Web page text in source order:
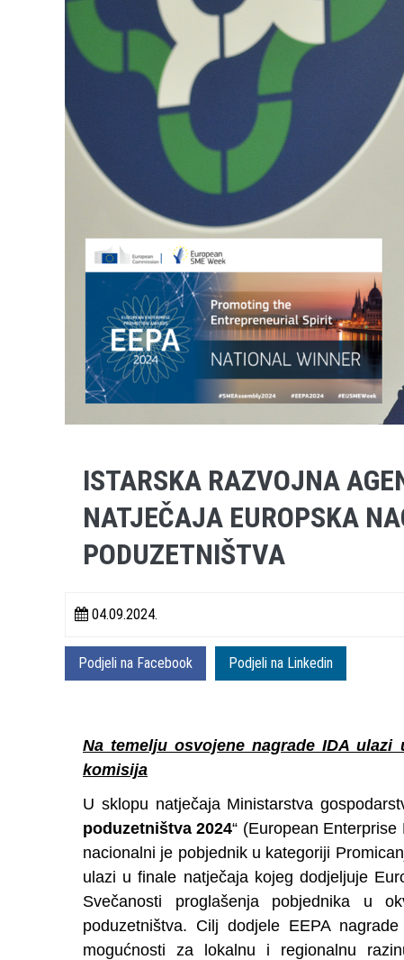
ISTARSKA RAZVOJNA
NATJEČAJA EUROPSKA
PODUZETNIŠTVA
04.09.2024.
Podjeli na Facebook Podjeli na Linkedin
Na temelju osvojene nagrade IDA
komisija
U sklopu natječaja Ministarstva
poduzetništva 2024“ (European
nacionalni je pobjednik u kategoriji
ulazi u finale natječaja kojeg dodjeljuje
Svečanosti proglašenja pobjednika u
poduzetništva. Cilj dodjele EEPA
mogućnosti za lokalnu i regionalnu